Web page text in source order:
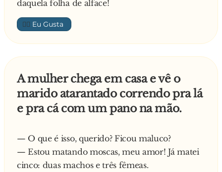
daquela folha de alface!
👍🏼
A mulher chega em casa e vê o
marido atarantado correndo pra lá
e pra cá com um pano na mão.
— O que é isso, querido? Ficou maluco?
— Estou matando moscas, meu amor! Já matei
cinco: duas machos e três fêmeas.